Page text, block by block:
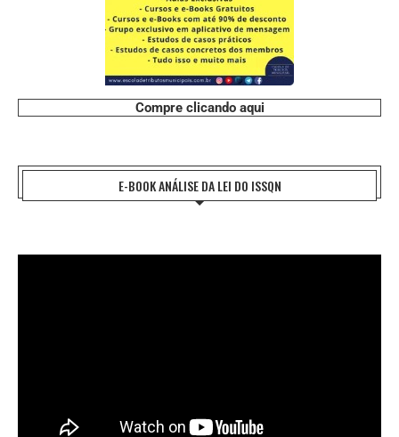
Compre clicando aqui
E-BOOK ANÁLISE DA LEI DO ISSQN